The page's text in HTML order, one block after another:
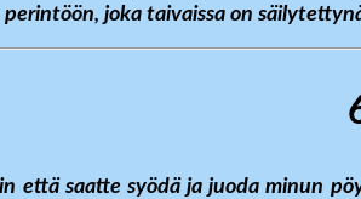
joka taivaissa on
että saatte syödä ja juoda minun